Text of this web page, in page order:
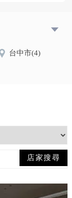
台中市(4)